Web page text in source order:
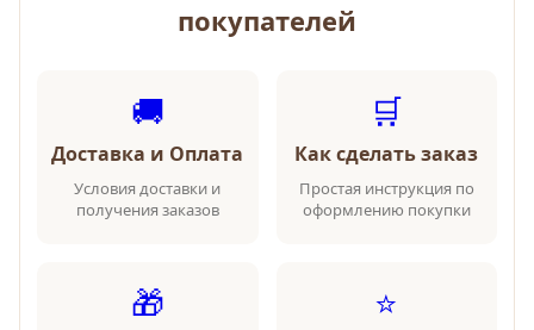
покупателей
🚚
Доставка и Оплата
Условия доставки и
получения заказов
🛒
Как сделать заказ
Простая инструкция по
оформлению покупки
🎁 ⭐